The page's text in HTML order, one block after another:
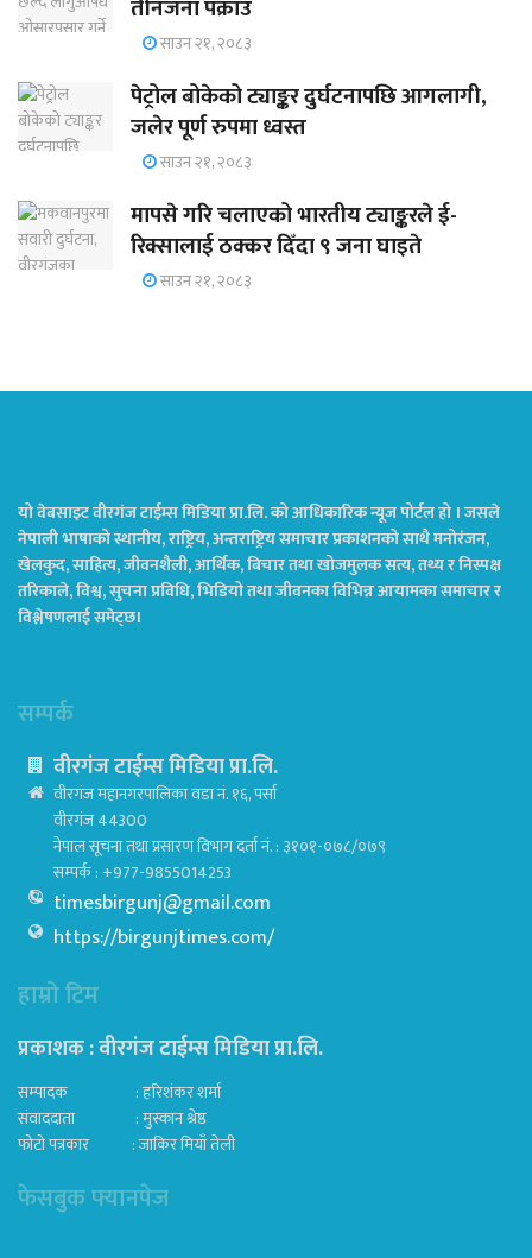
तीनजना पक्राउ
साउन २१, २०८३
पेट्रोल बोकेको ट्याङ्कर दुर्घटनापछि आगलागी,
जलेर पूर्ण रुपमा ध्वस्त
साउन २१, २०८३
मापसे गरि चलाएको भारतीय ट्याङ्करले ई-
रिक्सालाई ठक्कर दिँदा ९ जना घाइते
साउन २१, २०८३
यो वेबसाइट वीरगंज टाईम्स मिडिया प्रा.लि. को आधिकारिक न्यूज पोर्टल हो । जसले
नेपाली भाषाको स्थानीय, राष्ट्रिय, अन्तराष्ट्रिय समाचार प्रकाशनको साथै मनोरंजन,
खेलकुद, साहित्य, जीवनशैली, आर्थिक, बिचार तथा खोजमुलक सत्य, तथ्य र निस्पक्ष
तरिकाले, विश्व, सुचना प्रविधि, भिडियो तथा जीवनका विभिन्न आयामका समाचार र
विश्लेषणलाई समेट्छ।
सम्पर्क
वीरगंज टाईम्स मिडिया प्रा.लि.
वीरगंज महानगरपालिका वडा नं. १६, पर्सा
वीरगंज 44300
नेपाल सूचना तथा प्रसारण विभाग दर्ता नं. : ३१०१-०७८/०७९
सम्पर्क : +977-9855014253
timesbirgunj@gmail.com
https://birgunjtimes.com/
हाम्रो टिम
प्रकाशक : वीरगंज टाईम्स मिडिया प्रा‍.लि.
सम्पादक : हरिशंकर शर्मा
संवाददाता : मुस्कान श्रेष्ठ
फोटो पत्रकार : जाकिर मियाँ तेली
फेसबुक फ्यानपेज